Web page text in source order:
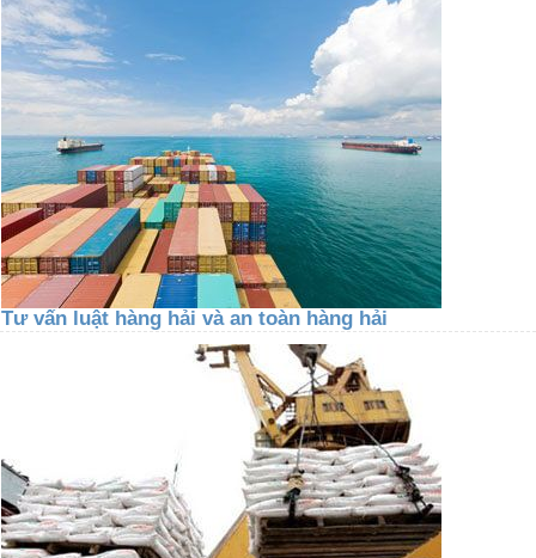
Tư vấn luật hàng hải và an toàn hàng hải